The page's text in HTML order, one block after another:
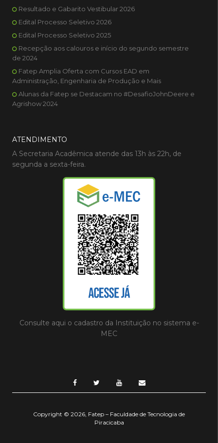
Resultado e Gabarito Vestibular 2026
Edital Processo Seletivo 2026
Edital Processo Seletivo 2025
Recepção aos calouros e início do segundo semestre
de 2024
Fatep Amplia Oferta com Cursos EAD em
Administração, Engenharia de Produção e Mais
Alunas da Fatep se Destacam no #DesafioJohnDeere e
Agrishow 2024
ATENDIMENTO
A Secretaria Acadêmica atende das 13h às 22h, de
segunda a sexta-feira.
Consulte aqui o cadastro da Instituição no sistema e-
MEC
Copyright © 2026, Fatep – Faculdade de Tecnologia de
Piracicaba